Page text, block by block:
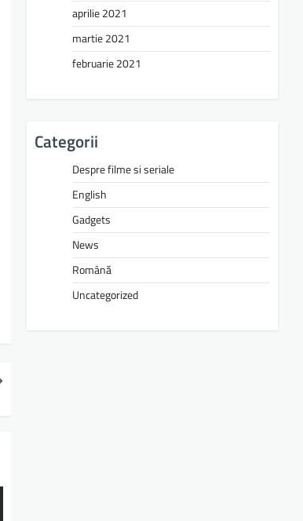
aprilie 2021
martie 2021
februarie 2021
Categorii
Despre filme si seriale
English
Gadgets
News
Română
Uncategorized